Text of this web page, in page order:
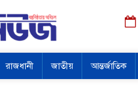
রাজধানী জাতীয় আন্তর্জাতিক